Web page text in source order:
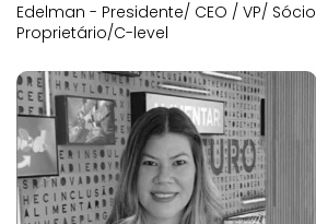
Edelman - Presidente/ CEO / VP/ Sócio
Proprietário/C-level